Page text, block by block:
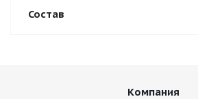
Состав
Компания